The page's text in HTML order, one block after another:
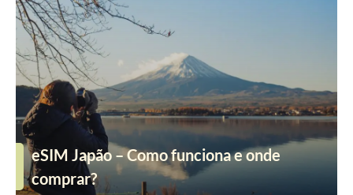
eSIM Japão – Como funciona e onde
comprar?